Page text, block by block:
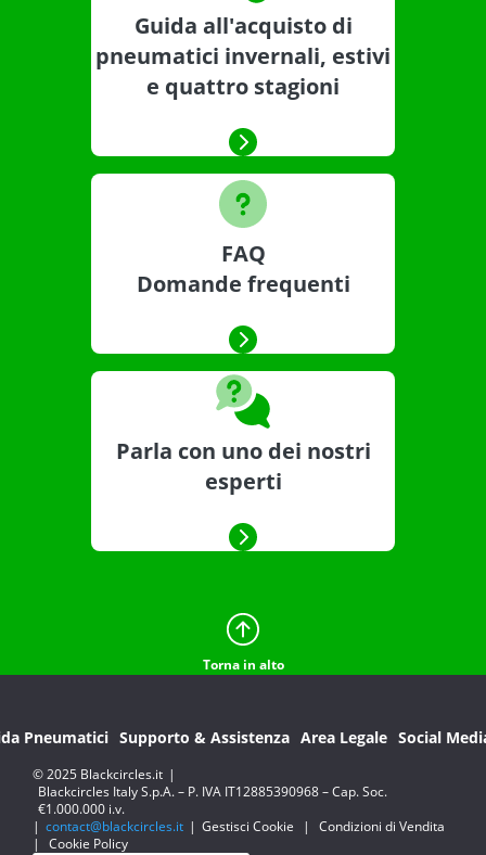
Guida all'acquisto di
pneumatici invernali, estivi
e quattro stagioni
FAQ
Domande frequenti
Parla con uno dei nostri
esperti
Torna in alto
Pneumatici Supporto & Assistenza Area Legale Social
© 2025 Blackcircles.it |
Blackcircles Italy S.p.A. – P. IVA IT12885390968 – Cap. Soc.
€1.000.000 i.v.
| contact@blackcircles.it | Gestisci Cookie |
Condizioni di Vendita
|
Cookie Policy